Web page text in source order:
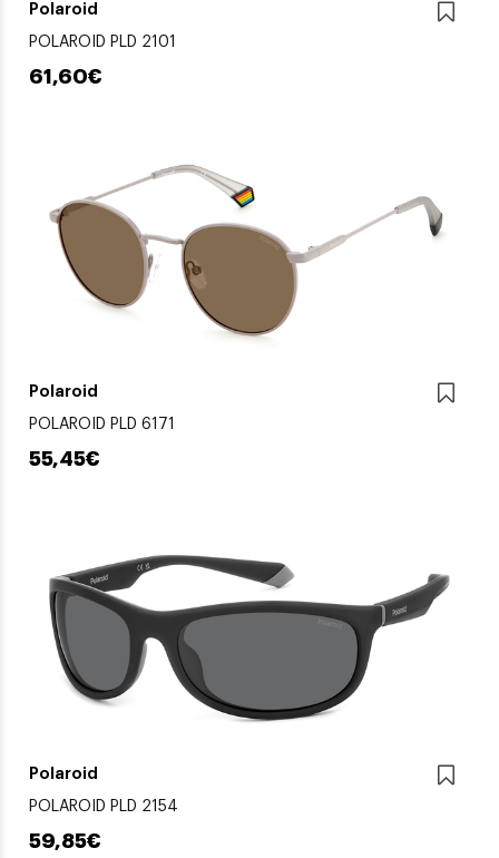
Polaroid
POLAROID PLD 2101
61,60€
Polaroid
POLAROID PLD 6171
55,45€
Polaroid
POLAROID PLD 2154
59,85€